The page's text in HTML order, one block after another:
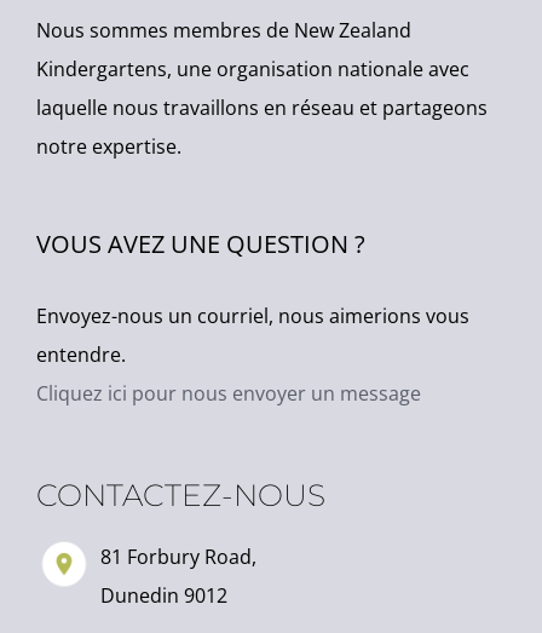
Nous sommes membres de New Zealand
Kindergartens, une organisation nationale avec
laquelle nous travaillons en réseau et partageons
notre expertise.
VOUS AVEZ UNE QUESTION ?
Envoyez-nous un courriel, nous aimerions vous
entendre.
Cliquez ici pour nous envoyer un message
CONTACTEZ-NOUS
81 Forbury Road,
Dunedin 9012